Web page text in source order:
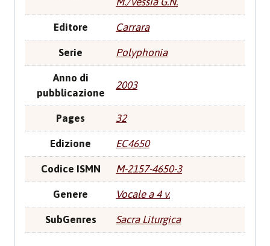
Editore Carrara
Serie Polyphonia
Anno di
pubblicazione
2003
Pages 32
Edizione EC4650
Codice ISMN M-2157-4650-3
Genere Vocale a 4 v.
SubGenres Sacra Liturgica